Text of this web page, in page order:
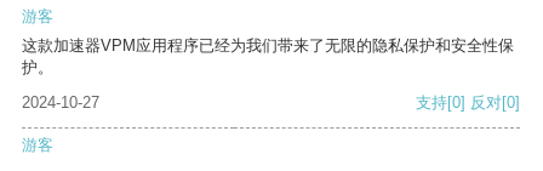
游客
这款加速器VPM应用程序已经为我们带来了无限的隐私保护和安全性保
护。
2024-10-27
支持[0] 反对[0]
游客